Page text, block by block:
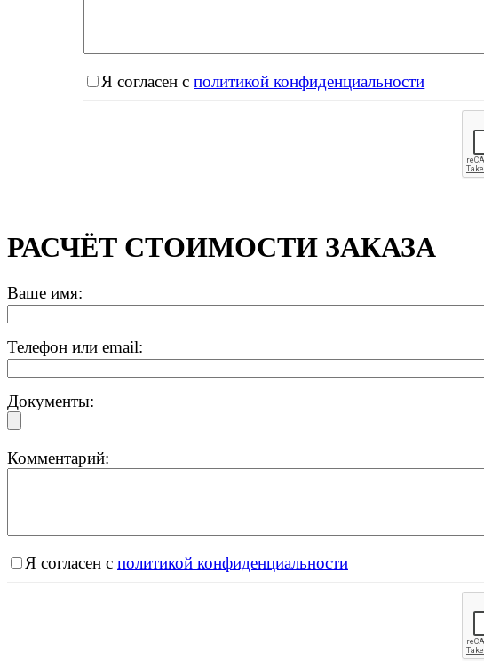
Я согласен сполитикой конфиденциальности
РАСЧЁТ СТОИМОСТИ ЗАКАЗА
Ваше имя:
Телефон или email:
Документы:
Комментарий:
Я согласен с политикой конфиденциальности